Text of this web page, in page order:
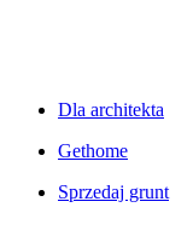
Dla architekta
Gethome
Sprzedaj grunt